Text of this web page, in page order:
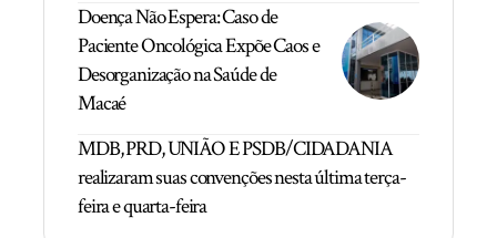
Doença Não Espera: Caso de
Paciente Oncológica Expõe Caos e
Desorganização na Saúde de
Macaé
MDB, PRD, UNIÃO E PSDB/CIDADANIA
realizaram suas convenções nesta última terça-
feira e quarta-feira